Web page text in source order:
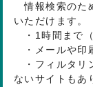
情報検索のた
いただけます。
・1時間まで（
・メールや印
・フィルタリ
ないサイトもあ